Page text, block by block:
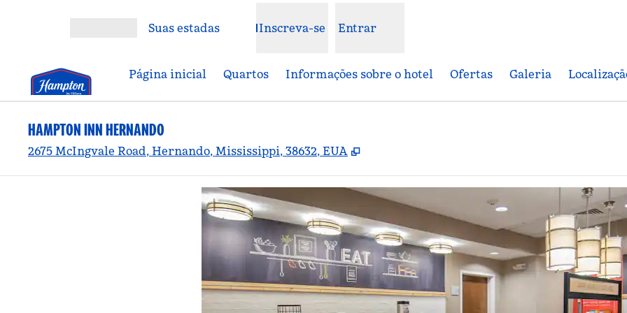
Suas estadas Inscreva-se Entrar
Página inicial Quartos Informações sobre o hotel Ofertas Galeria
HAMPTON INN HERNANDO
2675 McIngvale Road, Hernando, Mississippi, 38632, EUA ,